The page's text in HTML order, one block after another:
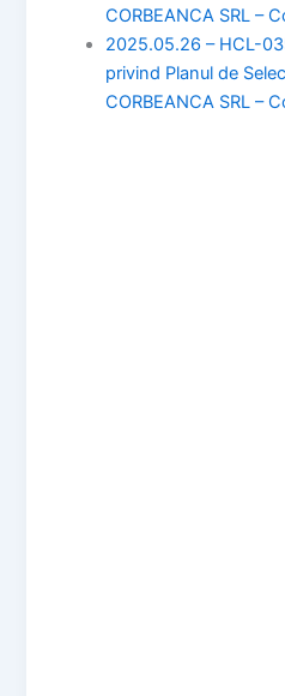
CORBEANCA SRL –
2025.05.26 – HCL-
privind Planul de
CORBEANCA SRL –